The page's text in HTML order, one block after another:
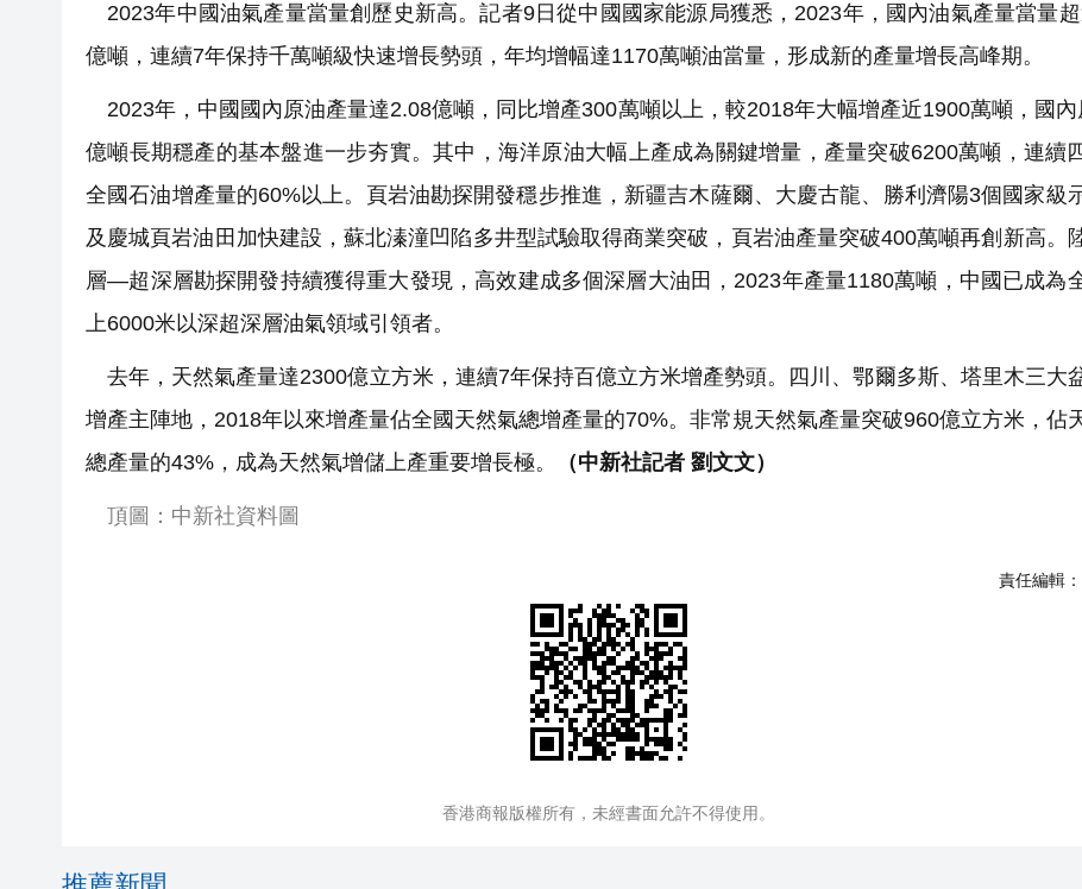
2023年中國油氣產量當量創歷史新高。記者9日從中國國家能源局獲悉，2023年，國內油氣產量當量
億噸，連續7年保持千萬噸級快速增長勢頭，年均增幅達1170萬噸油當量，形成新的產量增長高峰期。
2023年，中國國內原油產量達2.08億噸，同比增產300萬噸以上，較2018年大幅增產近1900萬噸，國內
億噸長期穩產的基本盤進一步夯實。其中，海洋原油大幅上產成為關鍵增量，產量突破6200萬噸，連續
全國石油增產量的60%以上。頁岩油勘探開發穩步推進，新疆吉木薩爾、大慶古龍、勝利濟陽3個國家級
及慶城頁岩油田加快建設，蘇北溱潼凹陷多井型試驗取得商業突破，頁岩油產量突破400萬噸再創新高。
層—超深層勘探開發持續獲得重大發現，高效建成多個深層大油田，2023年產量1180萬噸，中國已成為
上6000米以深超深層油氣領域引領者。
去年，天然氣產量達2300億立方米，連續7年保持百億立方米增產勢頭。四川、鄂爾多斯、塔里木三大
增產主陣地，2018年以來增產量佔全國天然氣總增產量的70%。非常規天然氣產量突破960億立方米，佔
總產量的43%，成為天然氣增儲上產重要增長極。
（中新社記者 劉文文）
頂圖：中新社資料圖
責任編輯：
香港商報版權所有，未經書面允許不得使用。